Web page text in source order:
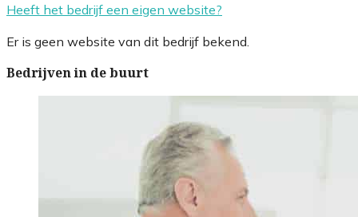
Heeft het bedrijf een eigen website?
Er is geen website van dit bedrijf bekend.
Bedrijven in de buurt